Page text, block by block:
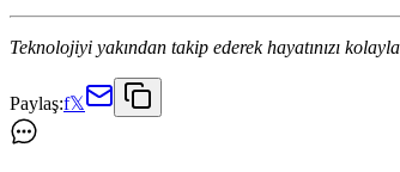
Teknolojiyi yakından takip ederek hayatınızı
Paylaş:f𝕏